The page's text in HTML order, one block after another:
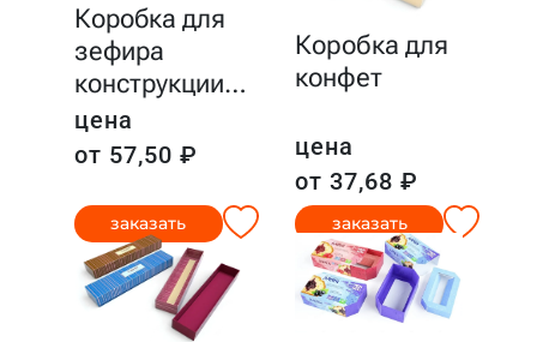
Коробка для
зефира
конструкции…
цена
от 57,50 ₽
заказать
Коробка для
конфет
цена
от 37,68 ₽
заказать